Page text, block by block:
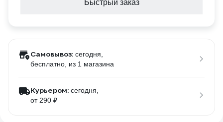
Быстрый заказ
Самовывоз: сегодня,
бесплатно , из 1 магазина
Курьером: сегодня,
от 290 ₽